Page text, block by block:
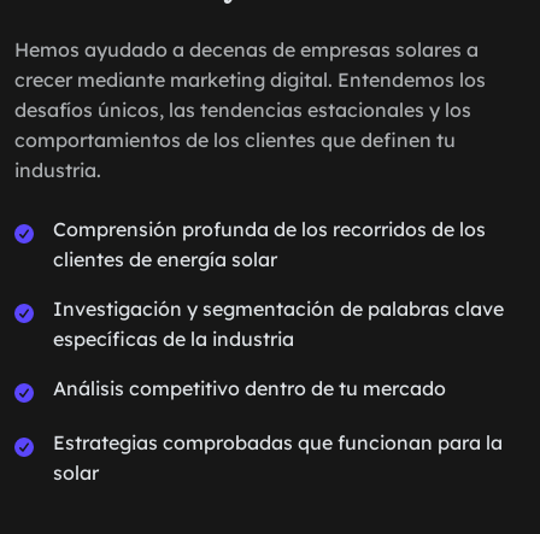
Hemos ayudado a decenas de empresas solares a
crecer mediante marketing digital. Entendemos los
desafíos únicos, las tendencias estacionales y los
comportamientos de los clientes que definen tu
industria.
Comprensión profunda de los recorridos de los
clientes de energía solar
Investigación y segmentación de palabras clave
específicas de la industria
Análisis competitivo dentro de tu mercado
Estrategias comprobadas que funcionan para la
solar